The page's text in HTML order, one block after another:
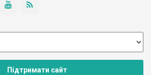
Підтримати сайт